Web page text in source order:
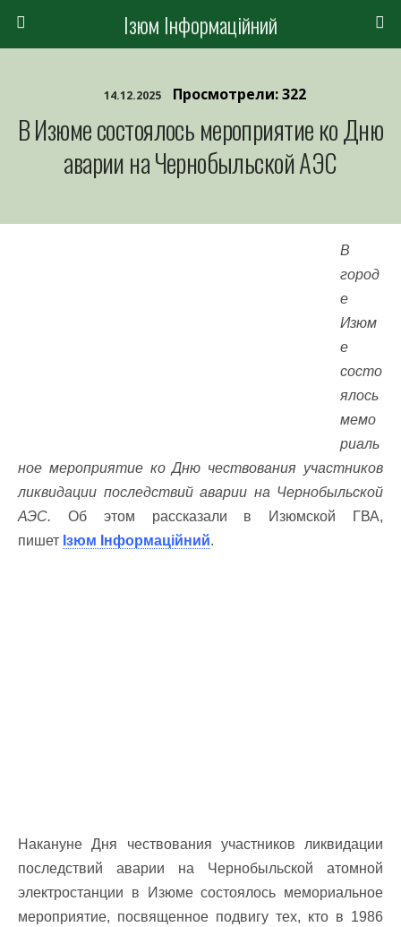
Ізюм Інформаційний
14.12.2025 Просмотрели: 322
В Изюме состоялось мероприятие ко Дню
аварии на Чернобыльской АЭС
В
город
е
Изюм
е
состо
ялось
мемо
риаль
ное мероприятие ко Дню чествования участников
ликвидации последствий аварии на Чернобыльской
АЭС. Об этом рассказали в Изюмской ГВА,
пишет Ізюм Інформаційний.
Накануне Дня чествования участников ликвидации
последствий аварии на Чернобыльской атомной
электростанции в Изюме состоялось мемориальное
мероприятие, посвященное подвигу тех, кто в 1986